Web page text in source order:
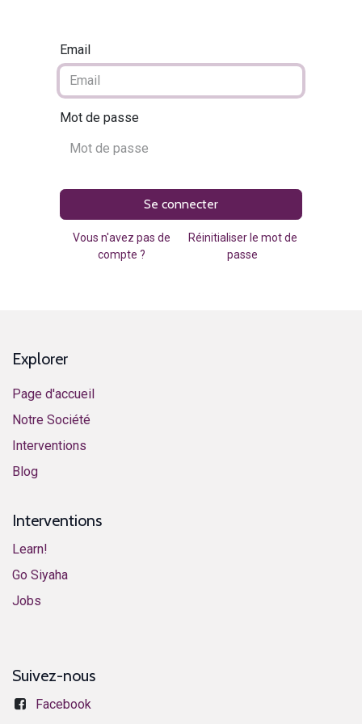
Email
Mot de passe
Se connecter
Vous n'avez pas de
compte ?
Réinitialiser le mot de
passe
Explorer
Page d'accueil
Notre Société
Interventions
​Blog​
Interventions
Learn!
​​​​​​G​o ​S​i​y​aha​
​​​​​​J​o​bs​​
Suivez-nous
Facebook